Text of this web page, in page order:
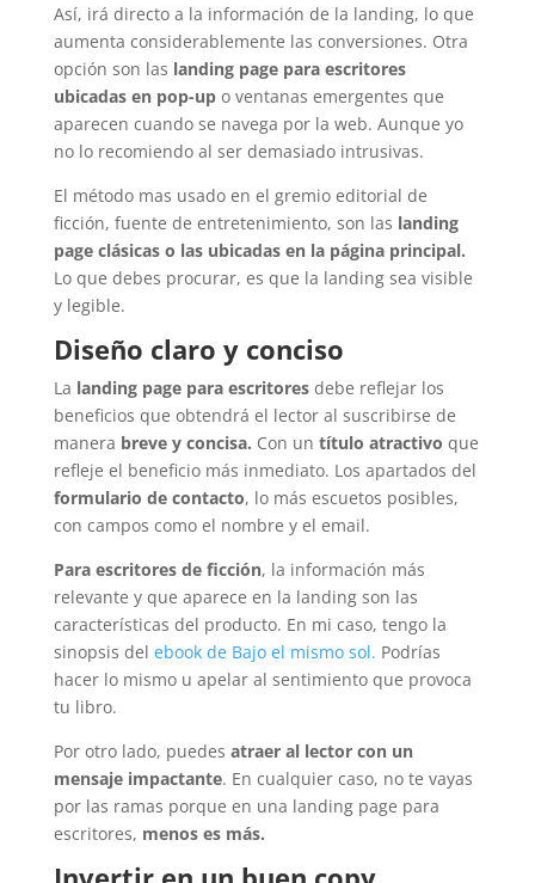
Así, irá directo a la información de la landing, lo que
aumenta considerablemente las conversiones. Otra
opción son las landing page para escritores
ubicadas en pop-upo ventanas emergentes que
aparecen cuando se navega por la web. Aunque yo
no lo recomiendo al ser demasiado intrusivas.
El método mas usado en el gremio editorial de
ficción, fuente de entretenimiento, son las landing
page clásicas o las ubicadas en la página principal.
Lo que debes procurar, es que la landing sea visible
y legible.
Diseño claro y conciso
La landing page para escritoresdebe reflejar los
beneficios que obtendrá el lector al suscribirse de
manera breve y concisa. Con un título atractivo que
refleje el beneficio más inmediato. Los apartados del
formulario de contacto, lo más escuetos posibles,
con campos como el nombre y el email.
Para escritores de ficción, la información más
relevante y que aparece en la landing son las
características del producto. En mi caso, tengo la
sinopsis del ebook de Bajo el mismo sol. Podrías
hacer lo mismo u apelar al sentimiento que provoca
tu libro.
Por otro lado, puedes atraer al lector con un
mensaje impactante. En cualquier caso, no te vayas
por las ramas porque en una landing page para
escritores, menos es más.